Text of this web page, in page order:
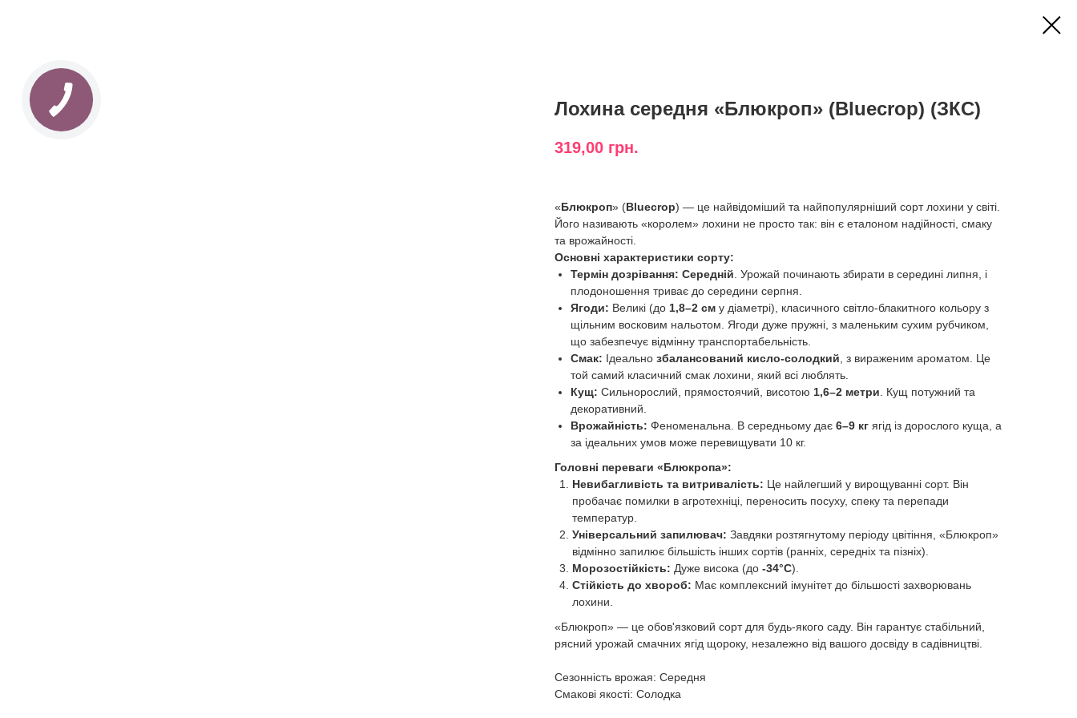
Лохина середня «Блюкроп» (Bluecrop) (ЗКС)
319,00 грн.
«Блюкроп» (Bluecrop) — це найвідоміший та найпопулярніший сорт лохини у світі.
Його називають «королем» лохини не просто так: він є еталоном надійності, смаку
та врожайності.
Основні характеристики сорту:
Термін дозрівання: Середній. Урожай починають збирати в середині липня, і
плодоношення триває до середини серпня.
Ягоди: Великі (до 1,8–2 см у діаметрі), класичного світло-блакитного кольору з
щільним восковим нальотом. Ягоди дуже пружні, з маленьким сухим рубчиком,
що забезпечує відмінну транспортабельність.
Смак: Ідеально збалансований кисло-солодкий, з вираженим ароматом. Це
той самий класичний смак лохини, який всі люблять.
Кущ: Сильнорослий, прямостоячий, висотою 1,6–2 метри. Кущ потужний та
декоративний.
Врожайність: Феноменальна. В середньому дає 6–9 кг ягід із дорослого куща, а
за ідеальних умов може перевищувати 10 кг.
Головні переваги «Блюкропа»:
Невибагливість та витривалість: Це найлегший у вирощуванні сорт. Він
пробачає помилки в агротехніці, переносить посуху, спеку та перепади
температур.
Універсальний запилювач: Завдяки розтягнутому періоду цвітіння, «Блюкроп»
відмінно запилює більшість інших сортів (ранніх, середніх та пізніх).
Морозостійкість: Дуже висока (до -34°C).
Стійкість до хвороб: Має комплексний імунітет до більшості захворювань
лохини.
«Блюкроп» — це обов'язковий сорт для будь-якого саду. Він гарантує стабільний,
рясний урожай смачних ягід щороку, незалежно від вашого досвіду в садівництві.
Сезонність врожая: Середня
Смакові якості: Солодка